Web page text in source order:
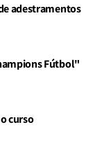
adestramentos
Fútbol"
curso